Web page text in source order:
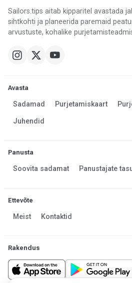
Sailors.tips aitab kipparitel avastada
sihtkohti ja planeerida paremaid
arvustuste, kohalike
Avasta
Sadamad Purjetamiskaart
Juhendid
Panusta
Soovita sadamat Panustajate
Ettevõte
Meist Kontaktid
Rakendus